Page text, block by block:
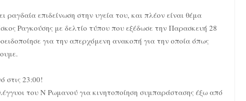
ραγδαία επιδείνωση στην υγεία του, και πλέον είναι θέμα
Ραγκούσης με δελτίο τύπου που εξέδωσε την Παρασκευή 28
για την απερχόμενη ανακοπή για την οποία όπως
στις 23:00!
του Ν Ρωμανού για κινητοποίηση συμπαράστασης έξω από